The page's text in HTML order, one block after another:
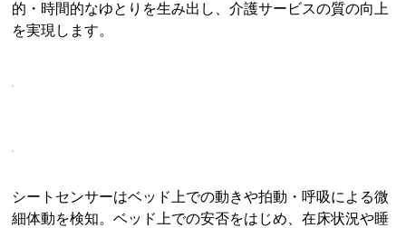
的・時間的なゆとりを生み出し、介護サービスの質の向上
を実現します。
シートセンサーはベッド上での動きや拍動・呼吸による微
細体動を検知。ベッド上での安否をはじめ、在床状況や睡